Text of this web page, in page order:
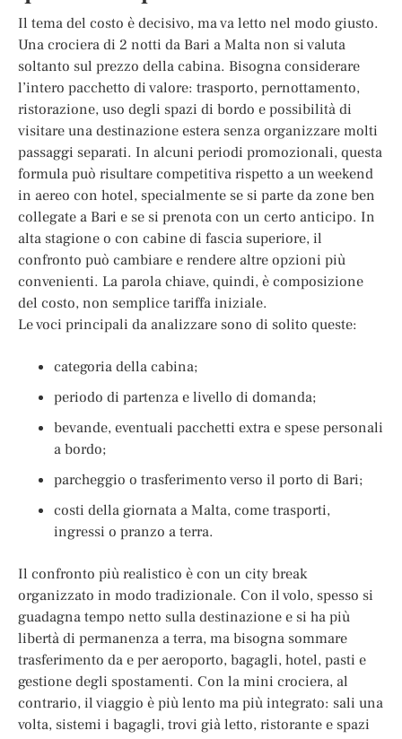
Il tema del costo è decisivo, ma va letto nel modo giusto.
Una crociera di 2 notti da Bari a Malta non si valuta
soltanto sul prezzo della cabina. Bisogna considerare
l’intero pacchetto di valore: trasporto, pernottamento,
ristorazione, uso degli spazi di bordo e possibilità di
visitare una destinazione estera senza organizzare molti
passaggi separati. In alcuni periodi promozionali, questa
formula può risultare competitiva rispetto a un weekend
in aereo con hotel, specialmente se si parte da zone ben
collegate a Bari e se si prenota con un certo anticipo. In
alta stagione o con cabine di fascia superiore, il
confronto può cambiare e rendere altre opzioni più
convenienti. La parola chiave, quindi, è composizione
del costo, non semplice tariffa iniziale.
Le voci principali da analizzare sono di solito queste:
categoria della cabina;
periodo di partenza e livello di domanda;
bevande, eventuali pacchetti extra e spese personali
a bordo;
parcheggio o trasferimento verso il porto di Bari;
costi della giornata a Malta, come trasporti,
ingressi o pranzo a terra.
Il confronto più realistico è con un city break
organizzato in modo tradizionale. Con il volo, spesso si
guadagna tempo netto sulla destinazione e si ha più
libertà di permanenza a terra, ma bisogna sommare
trasferimento da e per aeroporto, bagagli, hotel, pasti e
gestione degli spostamenti. Con la mini crociera, al
contrario, il viaggio è più lento ma più integrato: sali una
volta, sistemi i bagagli, trovi già letto, ristorante e spazi